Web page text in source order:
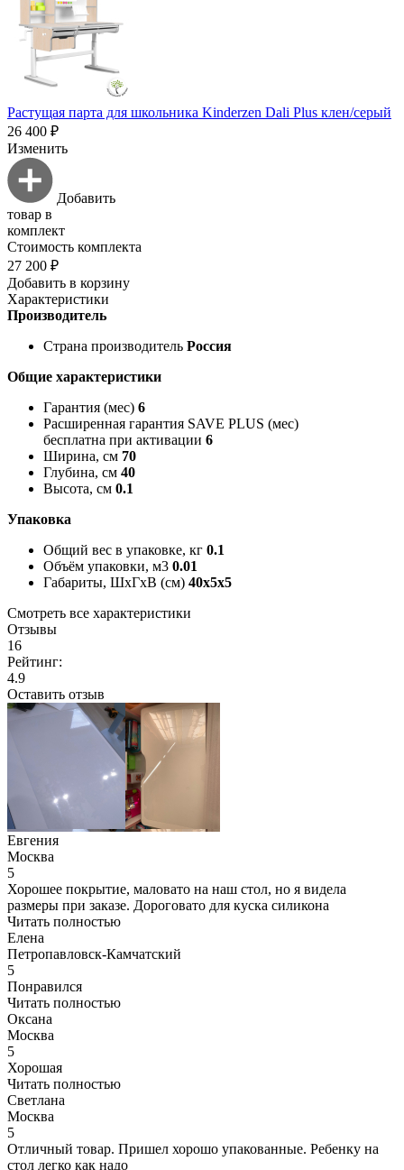
Растущая парта для школьника Kinderzen Dali Plus клен/серый
26 400 ₽
Изменить
Добавить
товар в
комплект
Стоимость комплекта
27 200 ₽
Добавить в корзину
Характеристики
Производитель
Страна производитель Россия
Общие характеристики
Гарантия (мес) 6
Расширенная гарантия SAVE PLUS (мес)
бесплатна при активации 6
Ширина, см 70
Глубина, см 40
Высота, см 0.1
Упаковка
Общий вес в упаковке, кг 0.1
Объём упаковки, м3 0.01
Габариты, ШxГxВ (см) 40x5x5
Смотреть все характеристики
Отзывы
16
Рейтинг:
4.9
Оставить отзыв
Евгения
Москва
5
Хорошее покрытие, маловато на наш стол, но я видела
размеры при заказе. Дороговато для куска силикона
Читать полностью
Елена
Петропавловск-Камчатский
5
Понравился
Читать полностью
Оксана
Москва
5
Хорошая
Читать полностью
Светлана
Москва
5
Отличный товар. Пришел хорошо упакованные. Ребенку на
стол легко как надо